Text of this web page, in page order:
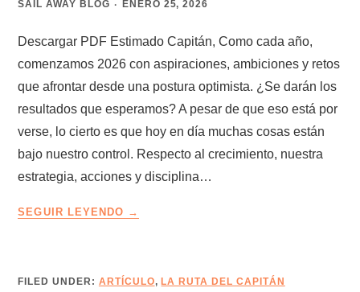
SAIL AWAY BLOG ENERO 25, 2026
Descargar PDF Estimado Capitán, Como cada año,
comenzamos 2026 con aspiraciones, ambiciones y retos
que afrontar desde una postura optimista. ¿Se darán los
resultados que esperamos? A pesar de que eso está por
verse, lo cierto es que hoy en día muchas cosas están
bajo nuestro control. Respecto al crecimiento, nuestra
estrategia, acciones y disciplina…
SEGUIR LEYENDO
–
FILED UNDER: ARTÍCULO, LA RUTA DEL CAPITÁN